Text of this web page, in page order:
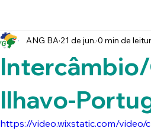
Ilhavo-
ANG BA21 de jun. 0 min de
https://video.wixstatic.com/